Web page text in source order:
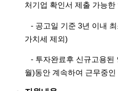
처기업 확인서 제출 가능한
- 공고일 기준 3년 이내
가치세 제외)
- 투자완료후 신규고용된
월)동안 계속하여 근무중